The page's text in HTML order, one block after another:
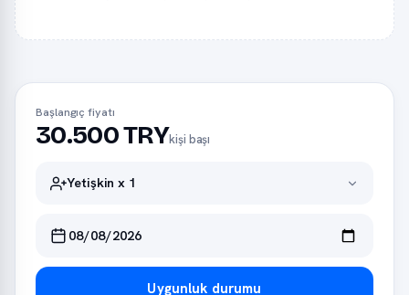
Başlangıç fiyatı
30.500 TRYkişi başı
Yetişkin x 1
Uygunluk durumu